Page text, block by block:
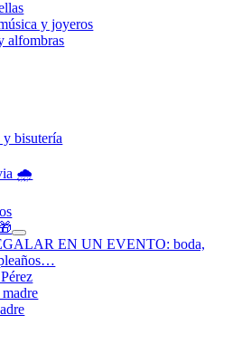
y joyeros
alfombras
bisutería
🌧️
EN UN EVENTO: boda,